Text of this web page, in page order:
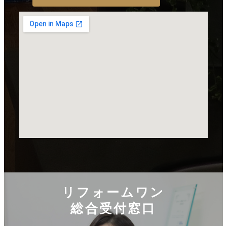
リフォームワン
総合受付窓口